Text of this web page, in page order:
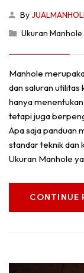
By
Ukuran Manhole
Manhole
dan saluran
hanya
tetapi juga
Apa saja panduan
standar teknik dan
Ukuran Manhole
CONTINUE